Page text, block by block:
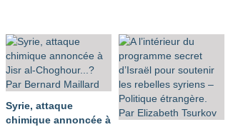
Syrie, attaque
chimique annoncée à